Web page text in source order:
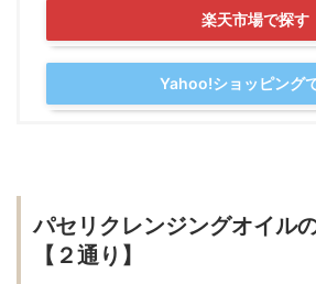
楽天市場で探す
Yahoo!ショッピング
パセリクレンジングオイル
【２通り】